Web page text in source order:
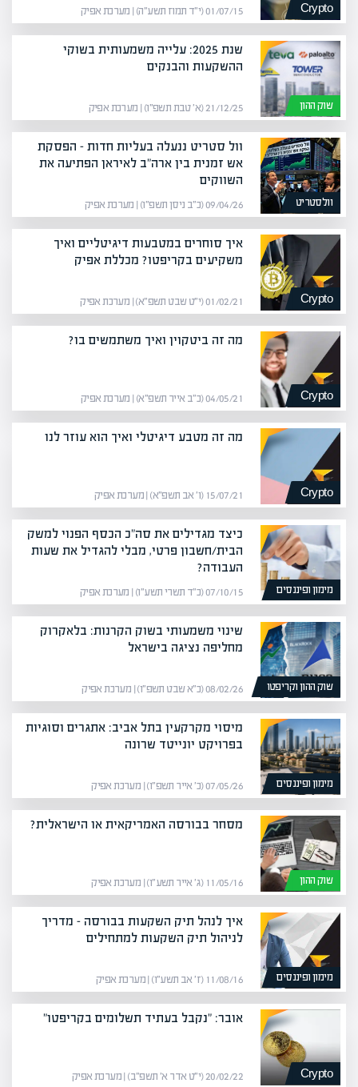
Crypto 01/07/15 (י״ד תמוז תשע״ה) | מערכת אפיק
שוק ההון
שנת 2025: עלייה משמעותית בשוקי
ההשקעות והבנקים
21/12/25 (א׳ טבת תשפ״ו) | מערכת אפיק
וולסטריט
וול סטריט ננעלה בעליות חדות – הפסקת
אש זמנית בין ארה"ב לאיראן הפתיעה את
השווקים
09/04/26 (כ״ב ניסן תשפ״ו) | מערכת אפיק
Crypto
איך סוחרים במטבעות דיגיטליים ואיך
משקיעים בקריפטו? מכללת אפיק
01/02/21 (י״ט שבט תשפ״א) | מערכת אפיק
Crypto
מה זה ביטקוין ואיך משתמשים בו?
04/05/21 (כ״ב אייר תשפ״א) | מערכת אפיק
Crypto
מה זה מטבע דיגיטלי ואיך הוא עוזר לנו
15/07/21 (ו׳ אב תשפ״א) | מערכת אפיק
מימון ופיננסים
כיצד מגדילים את סה"כ הכסף הפנוי למשק
הבית/חשבון פרטי, מבלי להגדיל את שעות
העבודה?
07/10/15 (כ״ד תשרי תשע״ו) | מערכת אפיק
שוק ההון וקריפטו
שינוי משמעותי בשוק הקרנות: בלאקרוק
מחליפה נציגה בישראל
08/02/26 (כ״א שבט תשפ״ו) | מערכת אפיק
מימון ופיננסים
מיסוי מקרקעין בתל אביב: אתגרים וסוגיות
בפרויקט יונייטד שרונה
07/05/26 (כ׳ אייר תשפ״ו) | מערכת אפיק
שוק ההון
מסחר בבורסה האמריקאית או הישראלית?
11/05/16 (ג׳ אייר תשע״ו) | מערכת אפיק
מימון ופיננסים
איך לנהל תיק השקעות בבורסה – מדריך
לניהול תיק השקעות למתחילים
11/08/16 (ז׳ אב תשע״ו) | מערכת אפיק
Crypto
אובר: "נקבל בעתיד תשלומים בקריפטו"
20/02/22 (י״ט אדר א׳ תשפ״ב) | מערכת אפיק